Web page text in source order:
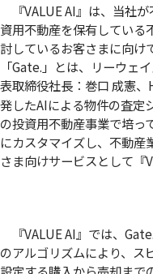
『VALUE AI』は、当社
資用不動産を保有している
討しているお客さまに向け
「Gate.」とは、リーウェ
表取締役社長：巻口 成憲、
発したAIによる物件の査定
の投資用不動産事業で培っ
にカスタマイズし、不動産
さま向けサービスとして『
『VALUE AI』では、
のアルゴリズムにより、ス
設定する購入から売却まで